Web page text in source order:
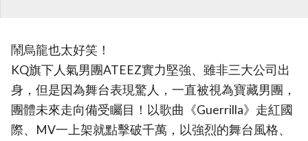
鬧烏龍也太好笑！
KQ旗下人氣男團ATEEZ實力堅強、雖非三大公司出
身，但是因為舞台表現驚人，一直被視為寶藏男團，
團體未來走向備受矚目！以歌曲《Guerrilla》走紅國
際、MV一上架就點擊破千萬，以強烈的舞台風格、